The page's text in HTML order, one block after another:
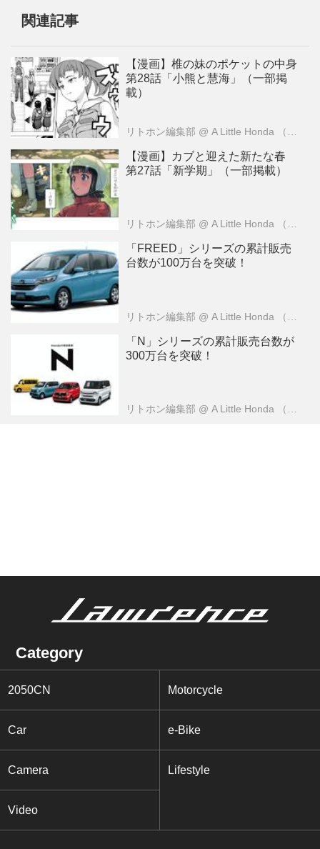
関連記事
【漫画】椎の妹のポケットの中身
第28話「小熊と慧海」（一部掲
載）
リトホン編集部 @ A Little Honda （ア・リトル・ホンダ）編集部
【漫画】カブと迎えた新たな春
第27話「新学期」（一部掲載）
リトホン編集部 @ A Little Honda （ア・リトル・ホンダ）編集部
「FREED」シリーズの累計販売
台数が100万台を突破！
リトホン編集部 @ A Little Honda （ア・リトル・ホンダ）編集部
「N」シリーズの累計販売台数が
300万台を突破！
リトホン編集部 @ A Little Honda （ア・リトル・ホンダ）編集部
Category
2050CN Motorcycle
Car e-Bike
Camera Lifestyle
Video